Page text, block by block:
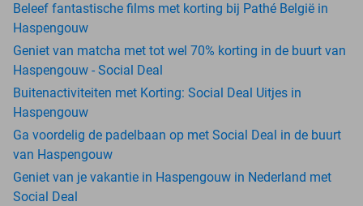
Beleef fantastische films met korting bij Pathé België in
Haspengouw
Geniet van matcha met tot wel 70% korting in de buurt van
Haspengouw - Social Deal
Buitenactiviteiten met Korting: Social Deal Uitjes in
Haspengouw
Ga voordelig de padelbaan op met Social Deal in de buurt
van Haspengouw
Geniet van je vakantie in Haspengouw in Nederland met
Social Deal